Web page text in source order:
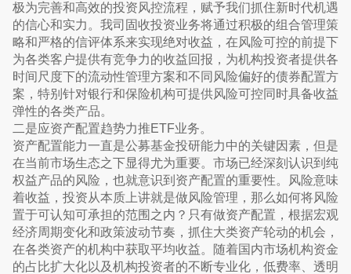
极为完善和高效的投资风控流程，赋予我们抓住新时代机遇
的信心和实力。我司固收投资业务将通过积极的组合管理策
略和严格的信评体系来实现绝对收益，在风险可控的前提下
为各类客户提供有竞争力的收益回报，为机构投资者提供各
时间尺度下的流动性管理方案和不同风险偏好的债券配置方
案，特别针对银行和保险机构可提供风险可控同时具备收益
弹性的各类产品。
二是应资产配置趋势力推ETF业务。
资产配置能力一直是公募基金投研能力中的关键因素，但是
在当前市场生态之下显得尤为重要。市场已经深刻认识到纯
权益产品的风险，也就意识到资产配置的重要性。风险意味
着收益，投资从本质上讲就是做风险管理，那么如何将风险
置于可认知可承担的范围之内？只有做资产配置，根据宏观
经济周期变化和政策波动节奏，抓住大类资产轮动的机会，
在各类资产的机构中获取平均收益。随着国内市场机构资金
的占比扩大化以及机构投资者的不断专业化，低费率、透明